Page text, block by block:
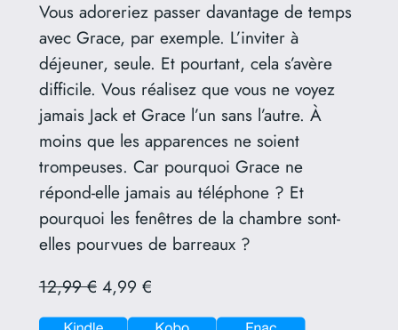
Vous adoreriez passer davantage de temps
avec Grace, par exemple. L’inviter à
déjeuner, seule. Et pourtant, cela s’avère
difficile. Vous réalisez que vous ne voyez
jamais Jack et Grace l’un sans l’autre. À
moins que les apparences ne soient
trompeuses. Car pourquoi Grace ne
répond-elle jamais au téléphone ? Et
pourquoi les fenêtres de la chambre sont-
elles pourvues de barreaux ?
12,99 €4,99 €